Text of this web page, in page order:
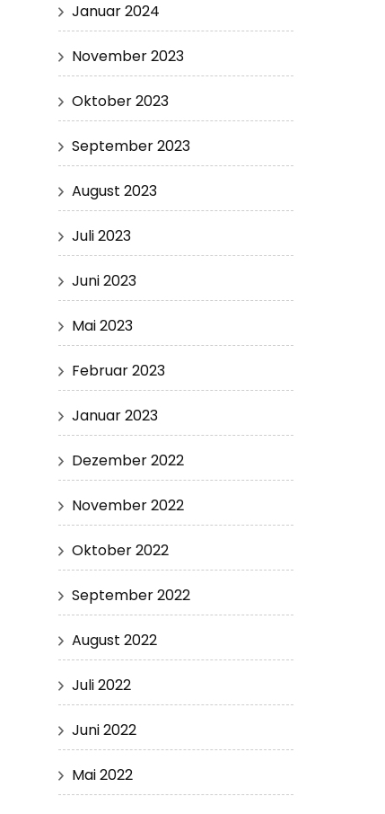
Januar 2024
November 2023
Oktober 2023
September 2023
August 2023
Juli 2023
Juni 2023
Mai 2023
Februar 2023
Januar 2023
Dezember 2022
November 2022
Oktober 2022
September 2022
August 2022
Juli 2022
Juni 2022
Mai 2022